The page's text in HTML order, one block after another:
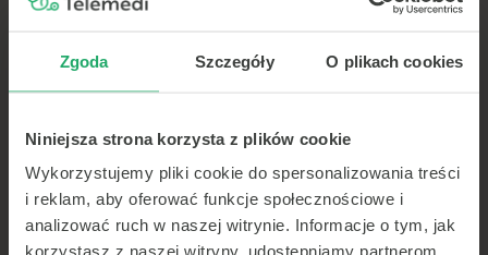
Zgoda Szczegóły O plikach cookies
Niniejsza strona korzysta z plików cookie
Wykorzystujemy pliki cookie do spersonalizowania treści
i reklam, aby oferować funkcje społecznościowe i
analizować ruch w naszej witrynie. Informacje o tym, jak
korzystasz z naszej witryny, udostępniamy partnerom